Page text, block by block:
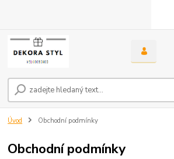
Úvod Obchodní podmínky
Obchodní podmínky